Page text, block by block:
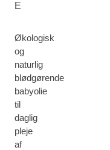
E
Økologisk
og
naturlig
blødgørende
babyolie
til
daglig
pleje
af